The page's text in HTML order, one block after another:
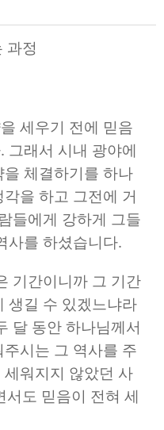
과정
세우기 전에 믿음
. 그래서 시내 광야에
체결하기를 하나
을 하고 그전에 거
들에게 강하게 그들
사를 하셨습니다.
기간이니까 그 기간
생길 수 있겠느냐라
달 동안 하나님께서
시는 그 역사를 주
워지지 않았던 사
서도 믿음이 전혀 세